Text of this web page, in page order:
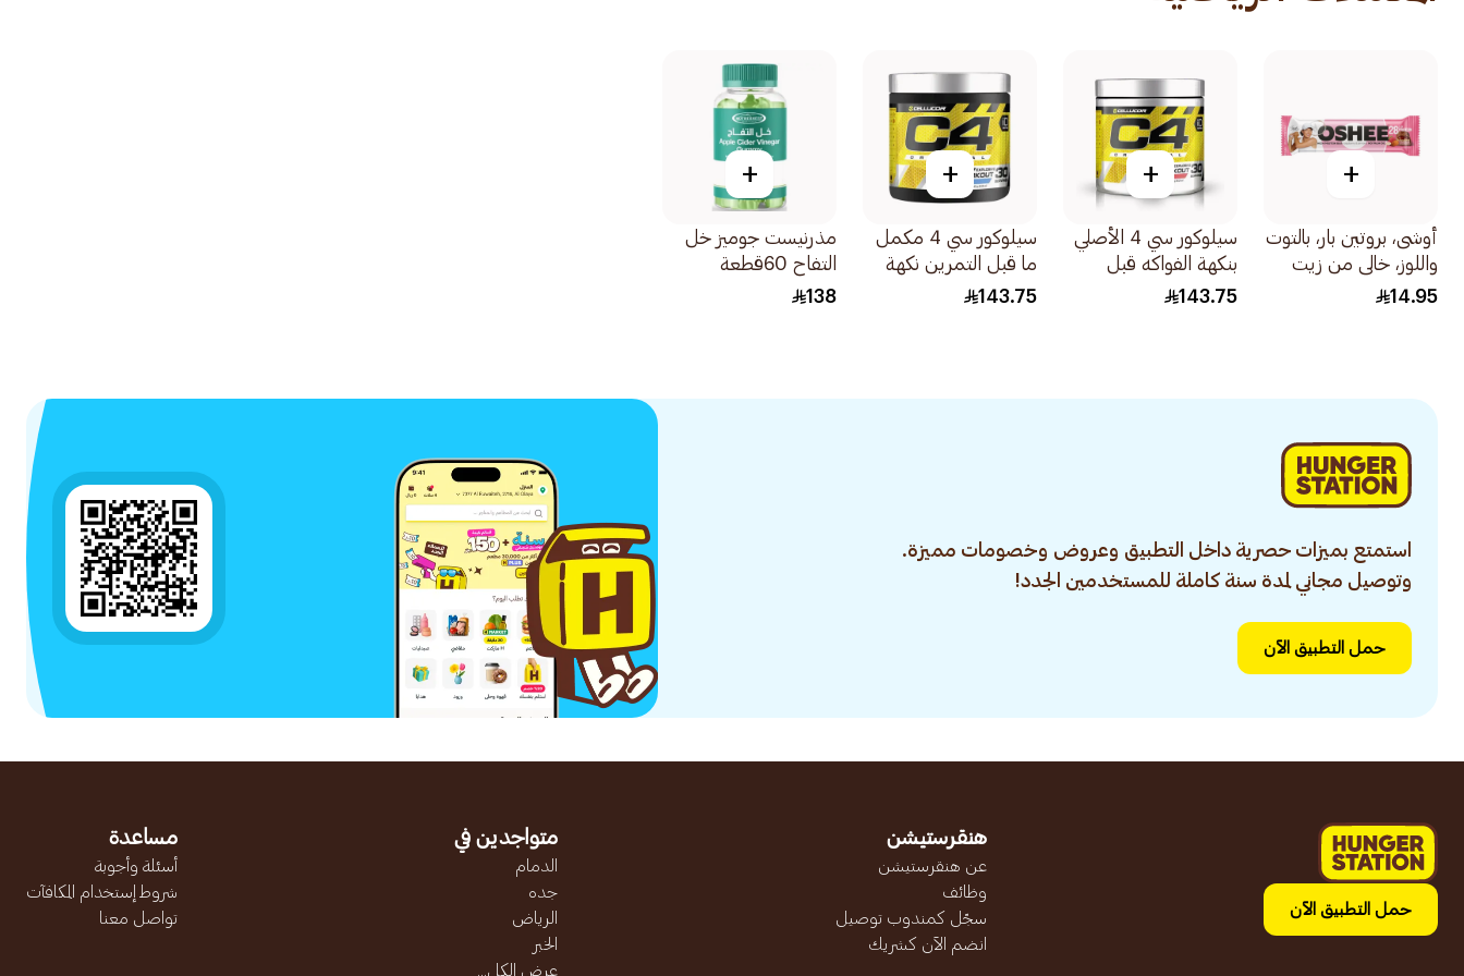
+
أوشى، بروتين بار، بالتوت
واللوز، خالي من زيت
النخيل - 1قطعة
14.95
+
سيلوكور سي 4 الأصلي
بنكهة الفواكه قبل
التمرين 30×180جرام
143.75
+
سيلوكور سي 4 مكمل
ما قبل التمرين نكهة
التوت الأزرق 180جرام
143.75
+
مذرنيست جوميز خل
التفاح 60قطعة
138
استمتع بميزات حصرية داخل التطبيق وعروض وخصومات مميزة.
وتوصيل مجاني لمدة سنة كاملة للمستخدمين الجدد!
حمل التطبيق الآن
حمل التطبيق الآن
هنقرستيشن
عن هنقرستيشن
وظائف
سجّل كمندوب توصيل
انضم الآن كشريك
متواجدين في
الدمام
جده
الرياض
الخبر
عرض الكل...
مساعدة
أسئلة وأجوبة
شروط إستخدام المكافآت
تواصل معنا